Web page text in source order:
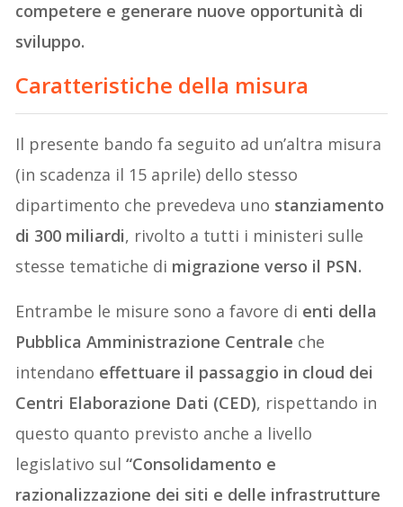
competere e generare nuove opportunità di
sviluppo.
Caratteristiche della misura
Il presente bando fa seguito ad un’altra misura
(in scadenza il 15 aprile) dello stesso
dipartimento che prevedeva uno stanziamento
di 300 miliardi, rivolto a tutti i ministeri sulle
stesse tematiche di migrazione verso il PSN.
Entrambe le misure sono a favore di enti della
Pubblica Amministrazione Centrale che
intendano effettuare il passaggio in cloud dei
Centri Elaborazione Dati (CED), rispettando in
questo quanto previsto anche a livello
legislativo sul“Consolidamento e
razionalizzazione dei siti e delle infrastrutture